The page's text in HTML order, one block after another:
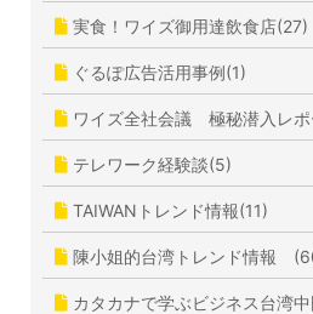
実食！ワイズ御用達飲食店(27)
ぐるぽ広告活用事例(1)
ワイズ全社会議 極秘潜入レポ
テレワーク経験談(5)
TAIWANトレンド情報(11)
陳小姐的台湾トレンド情報
カタカナで学ぶビジネス台湾